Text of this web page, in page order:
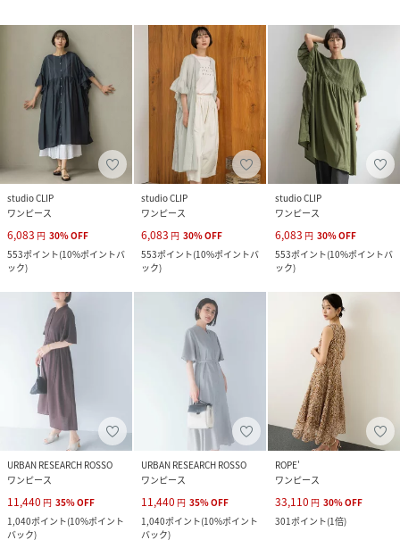
studio CLIP
ワンピース
6,083 円 30%OFF
553ポイント(10%ポイントバ
ック)
studio CLIP
ワンピース
6,083 円 30%OFF
553ポイント(10%ポイントバ
ック)
studio CLIP
ワンピース
6,083 円 30%OFF
553ポイント(10%ポイントバ
ック)
URBAN RESEARCH ROSSO
ワンピース
11,440 円 35%OFF
1,040ポイント(10%ポイント
バック)
URBAN RESEARCH ROSSO
ワンピース
11,440 円 35%OFF
1,040ポイント(10%ポイント
バック)
ROPE'
ワンピース
33,110 円 30%OFF
301ポイント(1倍)